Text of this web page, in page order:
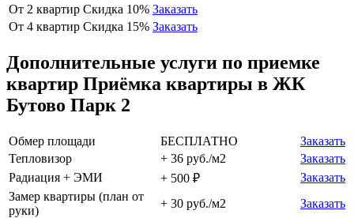
От 2 квартир Скидка 10% Заказать
От 4 квартир Скидка 15% Заказать
Дополнительные услуги по приемке
квартир Приёмка квартиры в ЖК
Бутово Парк 2
Обмер площади БЕСПЛАТНО
Заказать
Тепловизор
+ 36 руб./м2
Заказать
Радиация + ЭМИ
+ 500 ₽
Заказать
Замер квартиры (план от
руки)
+ 30 руб./м2
Заказать